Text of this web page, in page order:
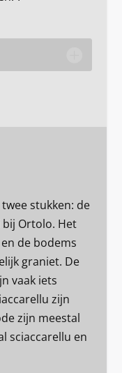
stukken: de
bij Ortolo. Het
de bodems
graniet. De
vaak iets
zijn
zijn meestal
sciaccarellu en